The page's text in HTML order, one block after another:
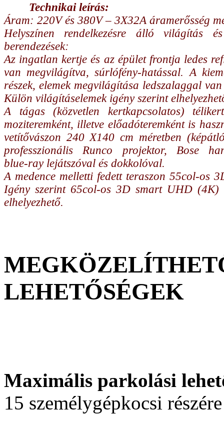
Technikai leírás:
Áram: 220V és 380V – 3X32A áramerősség
Helyszínen rendelkezésre álló világítás
berendezések:
Az ingatlan kertje és az épület frontja ledes
van megvilágítva, súrlófény-hatással. A
részek, elemek megvilágítása ledszalaggal
Külön világításelemek igény szerint
A tágas (közvetlen kertkapcsolatos)
moziteremként, illetve előadóteremként is
vetítővászon 240 X140 cm méretben
professzionális Runco projektor, Bose
blue-ray lejátszóval és dokkolóval.
A medence melletti fedett teraszon 55col-os
Igény szerint 65col-os 3D smart UHD
elhelyezhető.
LEHETŐSÉGEK
Maximális parkolási
15 személygépkocsi részére